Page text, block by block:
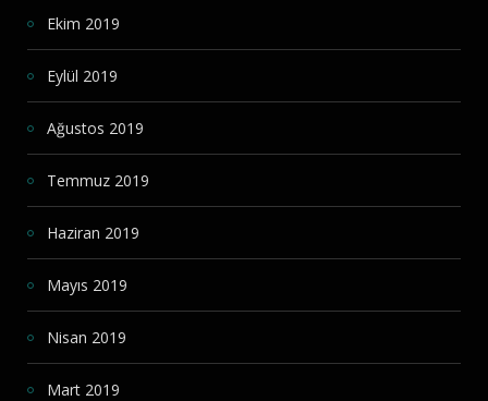
Ekim 2019
Eylül 2019
Ağustos 2019
Temmuz 2019
Haziran 2019
Mayıs 2019
Nisan 2019
Mart 2019